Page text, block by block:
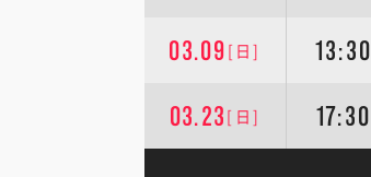
03.09 [日] 13:30
03.23 [日] 17:30